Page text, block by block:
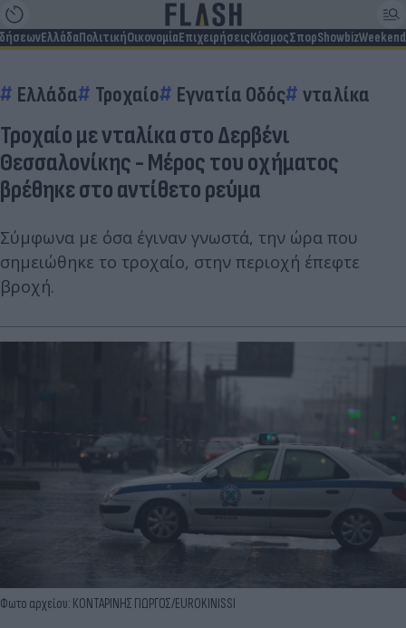
ΕλλάδαΠολιτικήΟικονομίαΕπιχειρήσειςΚόσμοςΣπορShowbizWeekend
Ελλάδα Τροχαίο Εγνατία Οδός νταλίκα
Τροχαίο με νταλίκα στο Δερβένι
Θεσσαλονίκης - Μέρος του οχήματος
βρέθηκε στο αντίθετο ρεύμα
Σύμφωνα με όσα έγιναν γνωστά, την ώρα που
σημειώθηκε το τροχαίο, στην περιοχή έπεφτε
βροχή.
Φωτο αρχείου: ΚΟΝΤΑΡΙΝΗΣ ΓΙΩΡΓΟΣ/EUROKINISSI